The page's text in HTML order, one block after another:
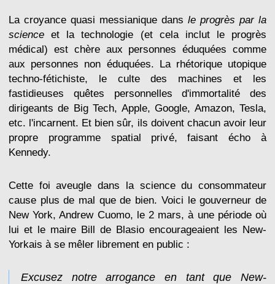
La croyance quasi messianique dans le progrès par la
science et la technologie (et cela inclut le progrès
médical) est chère aux personnes éduquées comme
aux personnes non éduquées. La rhétorique utopique
techno-fétichiste, le culte des machines et les
fastidieuses quêtes personnelles d'immortalité des
dirigeants de Big Tech, Apple, Google, Amazon, Tesla,
etc. l'incarnent. Et bien sûr, ils doivent chacun avoir leur
propre programme spatial privé, faisant écho à
Kennedy.
Cette foi aveugle dans la science du consommateur
cause plus de mal que de bien. Voici le gouverneur de
New York, Andrew Cuomo, le 2 mars, à une période où
lui et le maire Bill de Blasio encourageaient les New-
Yorkais à se mêler librement en public :
Excusez notre arrogance en tant que New-